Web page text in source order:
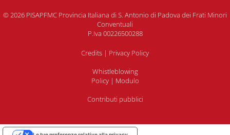
© 2026 PISAPFMC Provincia Italiana di S. Antonio di Padova dei Frati Minori
Conventuali
P.Iva 00226500288
Credits | Privacy Policy
Whistleblowing
Policy| Modulo
Contributi pubblici